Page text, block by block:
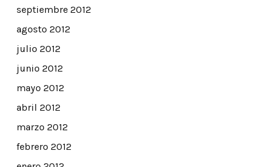
septiembre 2012
agosto 2012
julio 2012
junio 2012
mayo 2012
abril 2012
marzo 2012
febrero 2012